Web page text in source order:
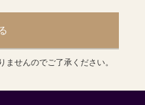
せんのでご了承ください。